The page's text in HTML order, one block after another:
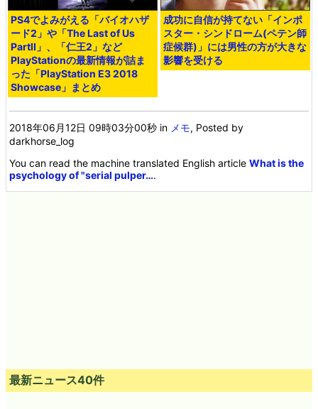
PS4でよみがえる「バイオハザ
ード2」や「The Last of Us
PartII」、「仁王2」など
PlayStationの最新情報が詰ま
った「PlayStation E3 2018
Showcase」まとめ
成功に自信が持てない「インポ
スター・シンドローム(ペテン師
症候群)」には男性の方が大きな
影響を受ける
2018年06月12日 09時03分00秒 in メモ, Posted by
darkhorse_log
You can read the machine translated English articleWhat is the
psychology of "serial pulper….
最新ニュース40件